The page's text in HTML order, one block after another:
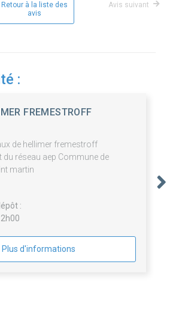
Retour à la liste des
avis
Avis suivant
:
FREMESTROFF
de hellimer fremestroff
du réseau aep Commune de
martin
:
Plus d'informations